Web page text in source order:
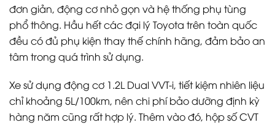
đơn giản, động cơ nhỏ gọn và hệ thống phụ tùng
phổ thông. Hầu hết các đại lý Toyota trên toàn quốc
đều có đủ phụ kiện thay thế chính hãng, đảm bảo an
tâm trong quá trình sử dụng.
Xe sử dụng động cơ 1.2L Dual VVT-i, tiết kiệm nhiên liệu
chỉ khoảng 5L/100km, nên chi phí bảo dưỡng định kỳ
hàng năm cũng rất hợp lý. Thêm vào đó, hộp số CVT